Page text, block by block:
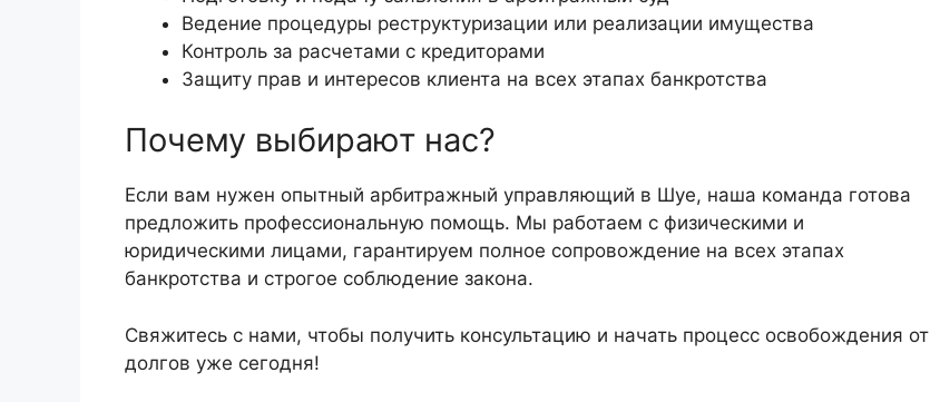
Ведение процедуры реструктуризации или реализации имущества
Контроль за расчетами с кредиторами
Защиту прав и интересов клиента на всех этапах банкротства
Почему выбирают нас?
Если вам нужен опытный арбитражный управляющий в Шуе, наша команда готова
предложить профессиональную помощь. Мы работаем с физическими и
юридическими лицами, гарантируем полное сопровождение на всех этапах
банкротства и строгое соблюдение закона.
Свяжитесь с нами, чтобы получить консультацию и начать процесс освобождения от
долгов уже сегодня!